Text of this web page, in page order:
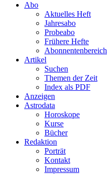
Abo
Aktuelles Heft
Jahresabo
Probeabo
Frühere Hefte
Abonnentenbereich
Artikel
Suchen
Themen der Zeit
Index als PDF
Anzeigen
Astrodata
Horoskope
Kurse
Bücher
Redaktion
Porträt
Kontakt
Impressum